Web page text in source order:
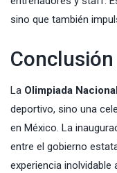
sino que también
Conclusión
La Olimpiada
deportivo, sino una
en México. La
entre el gobierno
experiencia